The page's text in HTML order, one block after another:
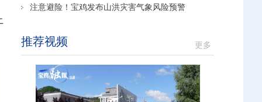
注意避险！宝鸡发布山洪灾害气象风险预警
推荐视频 更多